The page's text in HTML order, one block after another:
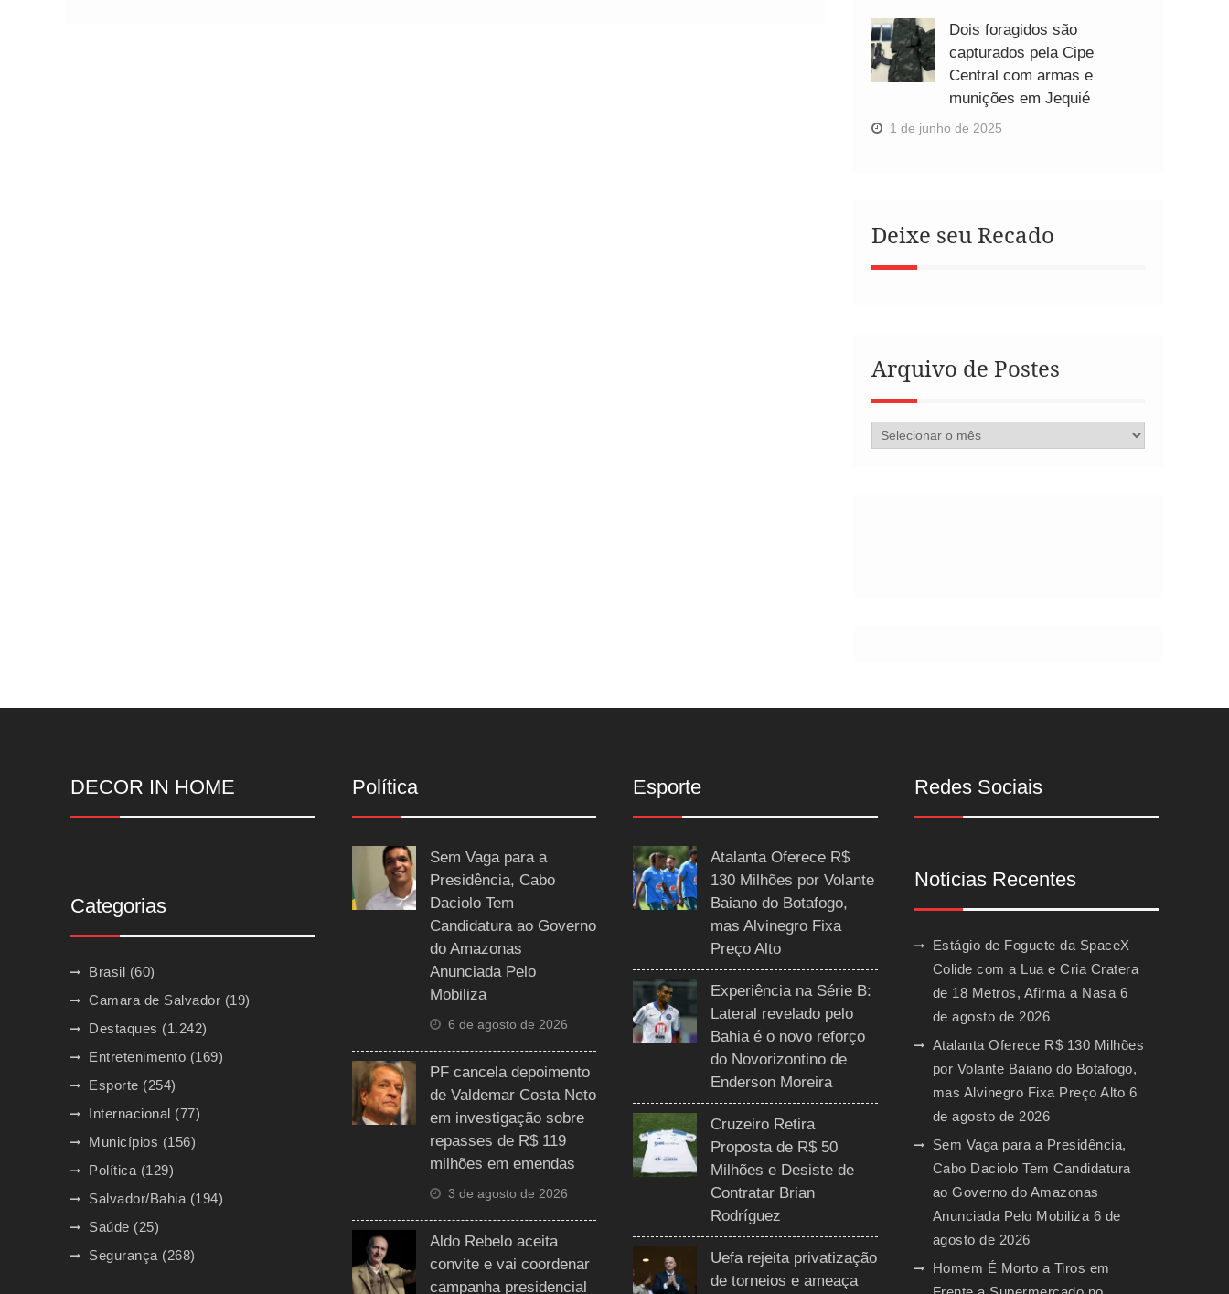
Dois foragidos são
capturados pela Cipe
Central com armas e
munições em Jequié
1 de junho de 2025
Deixe seu Recado
Arquivo de Postes
Arquivo
DECOR IN HOME
Categorias
Brasil (60)
Camara de Salvador (19)
Destaques (1.242)
Entretenimento (169)
Esporte (254)
Internacional (77)
Municípios (156)
Política (129)
Salvador/Bahia (194)
Saúde (25)
Segurança (268)
Política
Sem Vaga para a
Presidência, Cabo
Daciolo Tem
Candidatura ao Governo
do Amazonas
Anunciada Pelo
Mobiliza
6 de agosto de 2026
PF cancela depoimento
de Valdemar Costa Neto
em investigação sobre
repasses de R$ 119
milhões em emendas
3 de agosto de 2026
Aldo Rebelo aceita
convite e vai coordenar
campanha presidencial
Esporte
Atalanta Oferece R$
130 Milhões por Volante
Baiano do Botafogo,
mas Alvinegro Fixa
Preço Alto
Experiência na Série B:
Lateral revelado pelo
Bahia é o novo reforço
do Novorizontino de
Enderson Moreira
Cruzeiro Retira
Proposta de R$ 50
Milhões e Desiste de
Contratar Brian
Rodríguez
Uefa rejeita privatização
de torneios e ameaça
Redes Sociais
Notícias Recentes
Estágio de Foguete da SpaceX
Colide com a Lua e Cria Cratera
de 18 Metros, Afirma a Nasa 6
de agosto de 2026
Atalanta Oferece R$ 130 Milhões
por Volante Baiano do Botafogo,
mas Alvinegro Fixa Preço Alto 6
de agosto de 2026
Sem Vaga para a Presidência,
Cabo Daciolo Tem Candidatura
ao Governo do Amazonas
Anunciada Pelo Mobiliza 6 de
agosto de 2026
Homem É Morto a Tiros em